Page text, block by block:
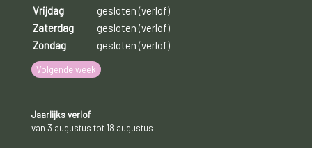
Vrijdag
gesloten (verlof)
Zaterdag
gesloten (verlof)
Zondag
gesloten (verlof)
Volgende week
Jaarlijks verlof
van 3 augustus tot 18 augustus